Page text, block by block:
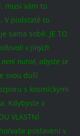
musí vám to
V podstatě to
sama sobě. JE TO
v jiných
nutné, abyste se
svou duší
s kosmickými
Kdybyste v
VLASTNÍ
vaše postavení v